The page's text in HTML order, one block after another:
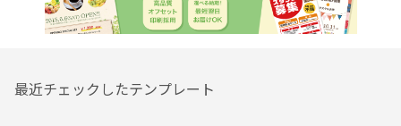
最近チェックしたテンプレート